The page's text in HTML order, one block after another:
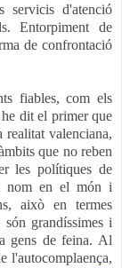
servicis d'atenció
Entorpiment de
de confrontació
fiables, com els
he dit el primer que
valenciana,
que no reben
les polítiques de
nom en el món i
això en termes
són grandíssimes i
gens de feina. Al
l'autocomplaença,